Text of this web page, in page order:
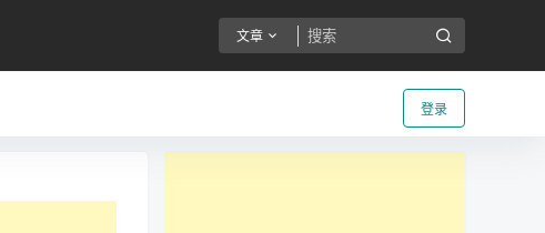
文章
登录